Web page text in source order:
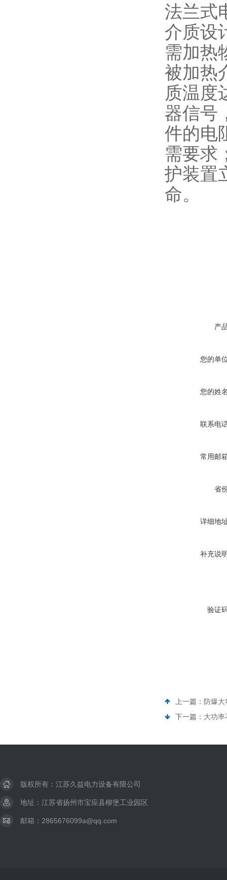
法兰式
介质设
需加热
被加热
质温度
器信号
件的电
需要求
护装置
命。
产
您的单
您的姓
联系电
常用邮
省
详细地
补充说
验证
上一篇： 防爆
下一篇： 大功率
版权所有：江苏久益电力设备有限公司
地址：江苏省扬州市宝应县柳堡工业园区
邮箱：2865676099a@qq.com